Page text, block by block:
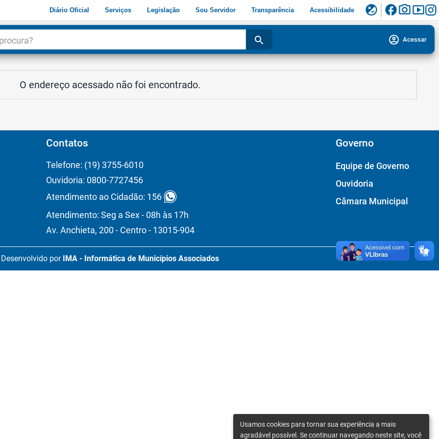
Diário Oficial Serviços Legislação Sou Servidor Transparência Acessibilidade flaky facebookphoto_camerasmart_display
search account_circle Acessar
O endereço acessado não foi encontrado.
Contatos
Telefone: (19) 3755-6010
Ouvidoria: 0800-7727456
Atendimento ao Cidadão: 156
Atendimento: Seg a Sex - 08h às 17h
Av. Anchieta, 200 - Centro - 13015-904
Governo
Equipe de Governo
Ouvidoria
Câmara Municipal
Desenvolvido por IMA - Informática de Municípios Associados
Usamos cookies para tornar sua experiência a mais
agradável possível. Se continuar navegando neste site, você